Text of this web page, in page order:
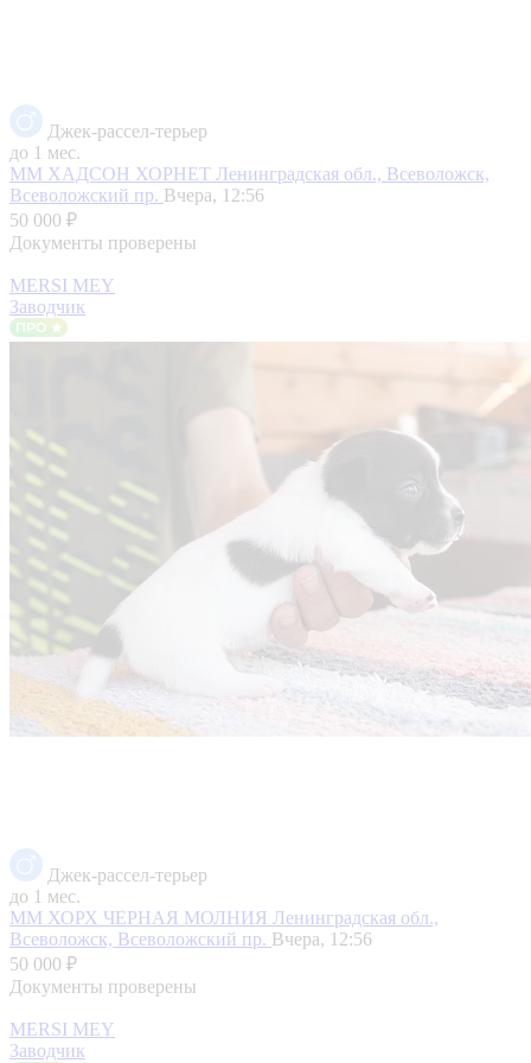
Джек-рассел-терьер
до 1 мес.
ММ ХАДСОН ХОРНЕТ Ленинградская обл., Всеволожск,
Всеволожский пр. Вчера, 12:56
50 000 ₽
Документы проверены
MERSI MEY
Заводчик
Джек-рассел-терьер
до 1 мес.
ММ ХОРХ ЧЕРНАЯ МОЛНИЯ Ленинградская обл.,
Всеволожск, Всеволожский пр. Вчера, 12:56
50 000 ₽
Документы проверены
MERSI MEY
Заводчик